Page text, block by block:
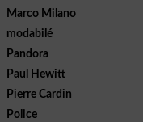
Marco Milano
modabilé
Pandora
Paul Hewitt
Pierre Cardin
Police